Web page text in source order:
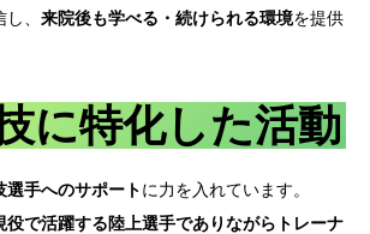
、 来院後も学べる・続けられる環境を提供
に特化した活動
選手へのサポートに力を入れています。
役で活躍する陸上選手でありながらトレーナ